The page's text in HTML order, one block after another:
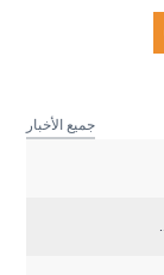
جميع الأخبار